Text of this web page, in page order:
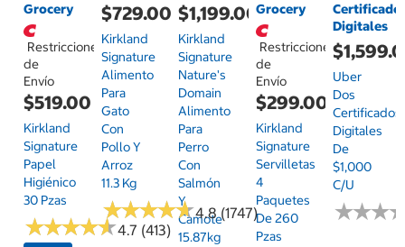
Grocery
Restricciones
de
Envío
$519.00
Kirkland
Signature
Papel
Higiénico
30 Pzas
★★★★★
★★★★★4.7 (413)
$729.00
Kirkland
Signature
Alimento
Para
Gato
Con
Pollo Y
Arroz
11.3 Kg
★★★★★
★★★★★4.8 (1747)
$1,199.00
Kirkland
Signature
Nature's
Domain
Alimento
Para
Perro
Con
Salmón
Y
Camote
15.87kg
Grocery
Restricciones
de
Envío
$299.00
Kirkland
Signature
Servilletas
4
Paquetes
De 260
Pzas
Digitales
Uber
Dos
Certificados
Digitales
De
$1,000
C/u
★★★
★★★